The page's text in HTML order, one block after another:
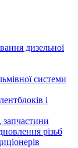
дизельної
системи
і
різьб